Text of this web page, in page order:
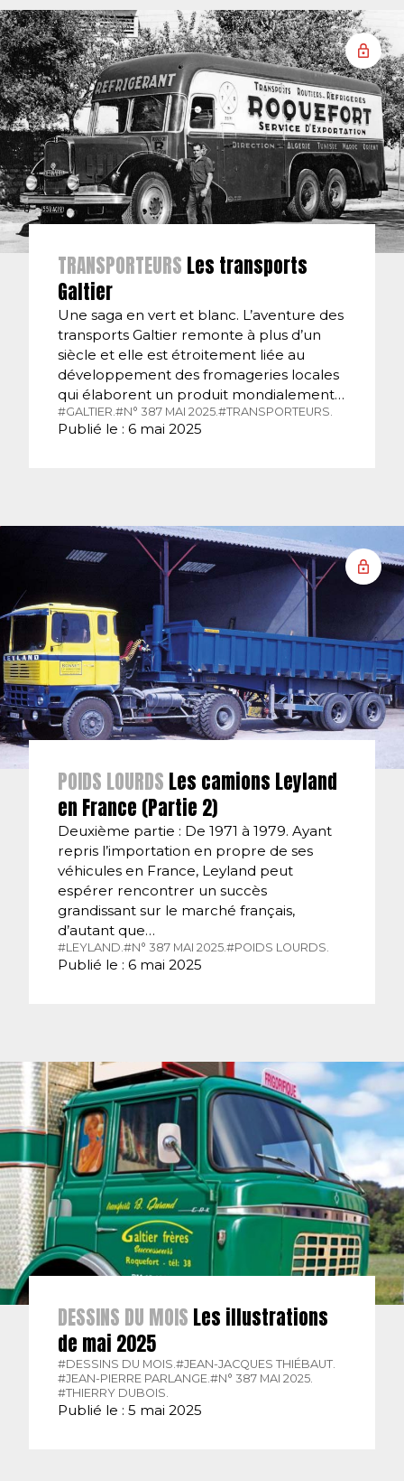
TRANSPORTEURS Les transports
Galtier
Une saga en vert et blanc. L’aventure des
transports Galtier remonte à plus d’un
siècle et elle est étroitement liée au
développement des fromageries locales
qui élaborent un produit mondialement…
#GALTIER.#N° 387 MAI 2025.#TRANSPORTEURS.
Publié le : 6 mai 2025
POIDS LOURDS Les camions Leyland
en France (Partie 2)
Deuxième partie : De 1971 à 1979. Ayant
repris l’importation en propre de ses
véhicules en France, Leyland peut
espérer rencontrer un succès
grandissant sur le marché français,
d’autant que…
#LEYLAND. #N° 387 MAI 2025. #POIDS LOURDS.
Publié le : 6 mai 2025
DESSINS DU MOIS Les illustrations
de mai 2025
#DESSINS DU MOIS. #JEAN-JACQUES THIÉBAUT.
#JEAN-PIERRE PARLANGE. #N° 387 MAI 2025.
#THIERRY DUBOIS.
Publié le : 5 mai 2025